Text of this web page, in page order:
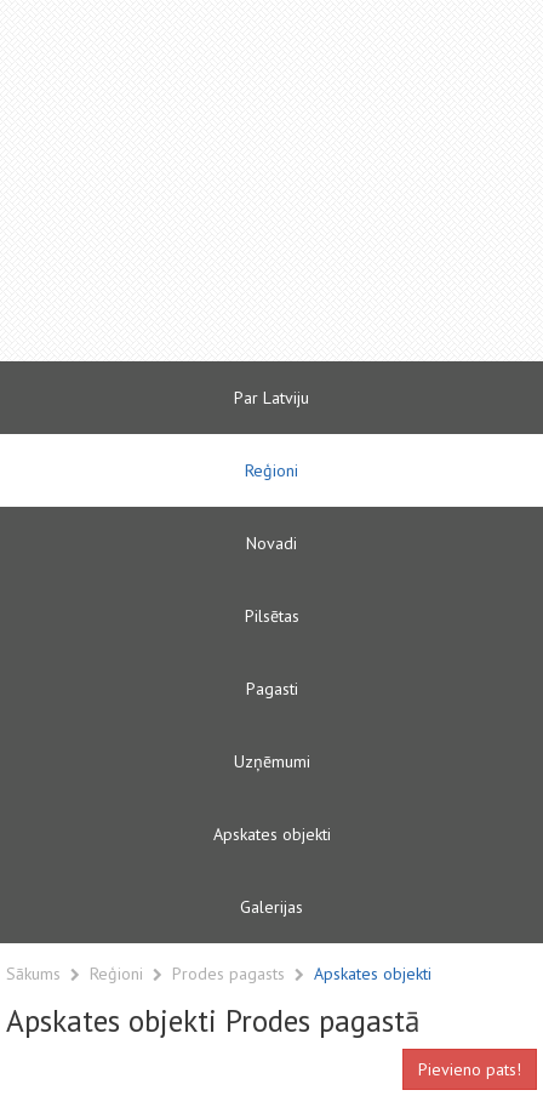
Par Latviju
Reģioni
Novadi
Pilsētas
Pagasti
Uzņēmumi
Apskates objekti
Galerijas
Sākums Reģioni Prodes pagasts Apskates objekti
Apskates objekti Prodes pagastā
Pievieno pats!